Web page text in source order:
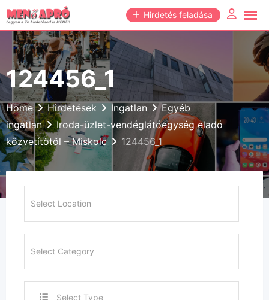
Skip
to
content
Hirdetés feladása
124456_1
Home Hirdetések Ingatlan
Egyéb
ingatlan
Iroda-üzlet-vendéglátóegység eladó
közvetítőtől – Miskolc
124456_1
Select Type